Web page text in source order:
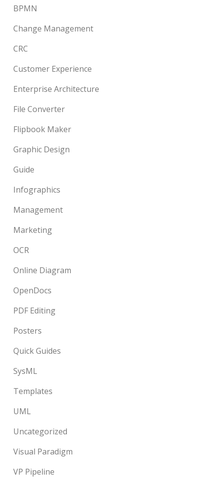
BPMN
Change Management
CRC
Customer Experience
Enterprise Architecture
File Converter
Flipbook Maker
Graphic Design
Guide
Infographics
Management
Marketing
OCR
Online Diagram
OpenDocs
PDF Editing
Posters
Quick Guides
SysML
Templates
UML
Uncategorized
Visual Paradigm
VP Pipeline